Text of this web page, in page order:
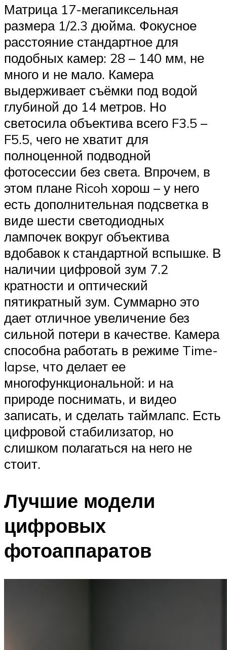
Матрица 17-мегапиксельная
размера 1/2.3 дюйма. Фокусное
расстояние стандартное для
подобных камер: 28 – 140 мм, не
много и не мало. Камера
выдерживает съёмки под водой
глубиной до 14 метров. Но
светосила объектива всего F3.5 –
F5.5, чего не хватит для
полноценной подводной
фотосессии без света. Впрочем, в
этом плане Ricoh хорош – у него
есть дополнительная подсветка в
виде шести светодиодных
лампочек вокруг объектива
вдобавок к стандартной вспышке. В
наличии цифровой зум 7.2
кратности и оптический
пятикратный зум. Суммарно это
дает отличное увеличение без
сильной потери в качестве. Камера
способна работать в режиме Time-
lapse, что делает ее
многофункциональной: и на
природе поснимать, и видео
записать, и сделать таймлапс. Есть
цифровой стабилизатор, но
слишком полагаться на него не
стоит.
Лучшие модели
цифровых
фотоаппаратов